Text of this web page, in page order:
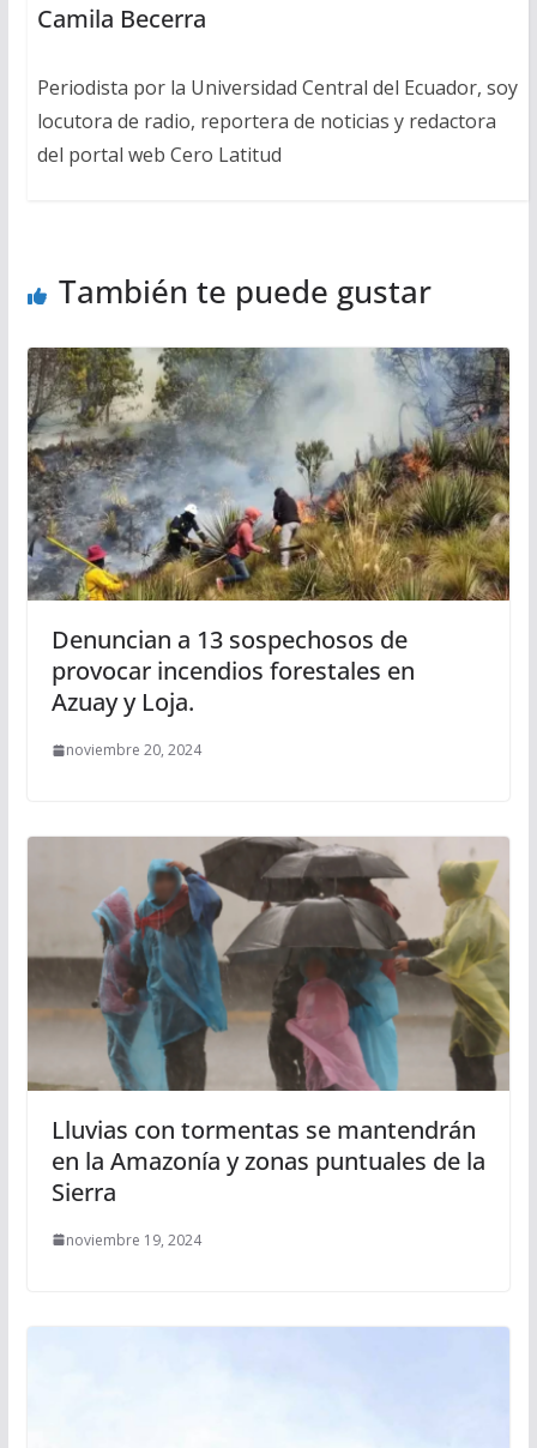
Camila Becerra
Periodista por la Universidad Central del Ecuador, soy
locutora de radio, reportera de noticias y redactora
del portal web Cero Latitud
También te puede gustar
Denuncian a 13 sospechosos de
provocar incendios forestales en
Azuay y Loja.
noviembre 20, 2024
Lluvias con tormentas se mantendrán
en la Amazonía y zonas puntuales de la
Sierra
noviembre 19, 2024